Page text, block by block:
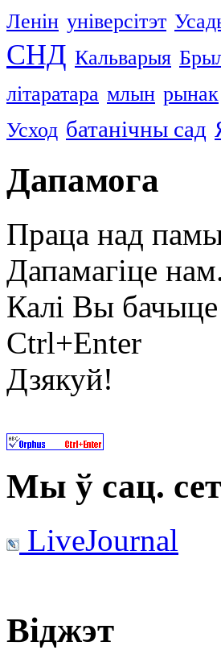
Ленін універсітэт
СНД Кальварыя
літаратара млын рынак
Усход батанічны сад
Дапамога
Праца над
Дапамагіце
Калі Вы бачыце
Ctrl+Enter
Дзякуй!
Мы ў сац.
LiveJournal
Віджэт